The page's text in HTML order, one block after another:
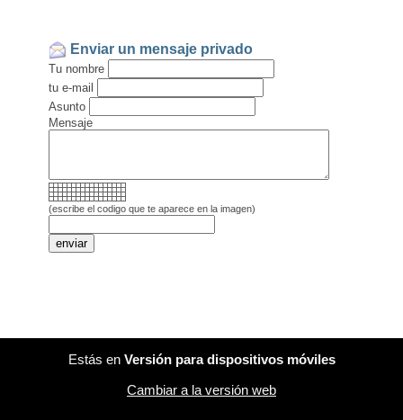
Enviar un mensaje privado
Tu nombre
tu e-mail
Asunto
Mensaje
(escribe el codigo que te aparece en la imagen)
Estás en Versión para dispositivos móviles
Cambiar a la versión web